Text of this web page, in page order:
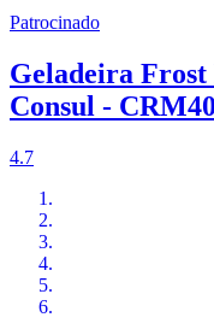
Patrocinado
Geladeira
Consul -
4.7